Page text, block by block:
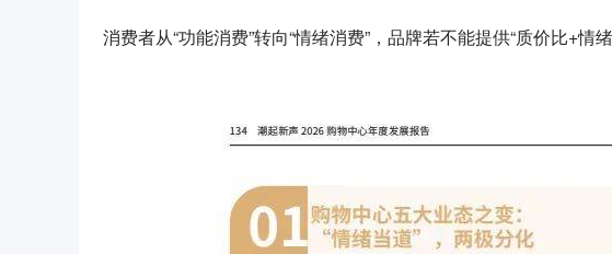
消费者从“功能消费”转向“情绪消费”，品牌若不能提供“质价比+情